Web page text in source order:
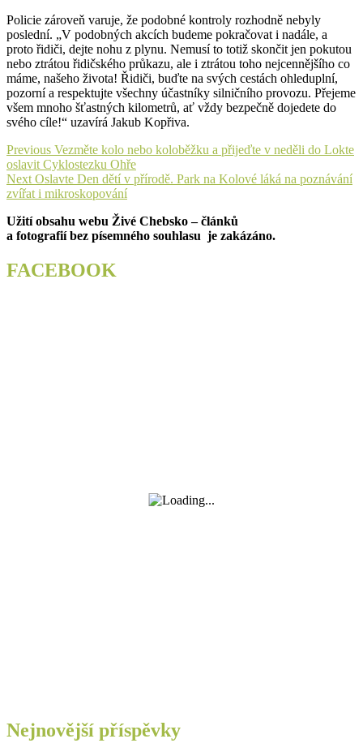
Policie zároveň varuje, že podobné kontroly rozhodně nebyly
poslední. „V podobných akcích budeme pokračovat i nadále, a
proto řidiči, dejte nohu z plynu. Nemusí to totiž skončit jen pokutou
nebo ztrátou řidičského průkazu, ale i ztrátou toho nejcennějšího co
máme, našeho života! Řidiči, buďte na svých cestách ohleduplní,
pozorní a respektujte všechny účastníky silničního provozu. Přejeme
všem mnoho šťastných kilometrů, ať vždy bezpečně dojedete do
svého cíle!“ uzavírá Jakub Kopřiva.
Navigace
pro
příspěvek
Previous Previous
post:
Vezměte kolo nebo koloběžku a přijeďte v neděli do Lokte
oslavit Cyklostezku Ohře
Next Next
post:
Oslavte Den dětí v přírodě. Park na Kolové láká na poznávání
zvířat i mikroskopování
Užití obsahu webu Živé Chebsko – článků
a fotografií bez písemného souhlasu je zakázáno.
FACEBOOK
Nejnovější příspěvky